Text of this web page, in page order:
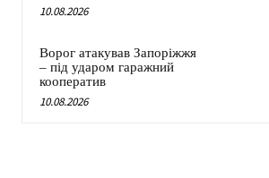
10.08.2026
Ворог атакував Запоріжжя
– під ударом гаражний
кооператив
10.08.2026